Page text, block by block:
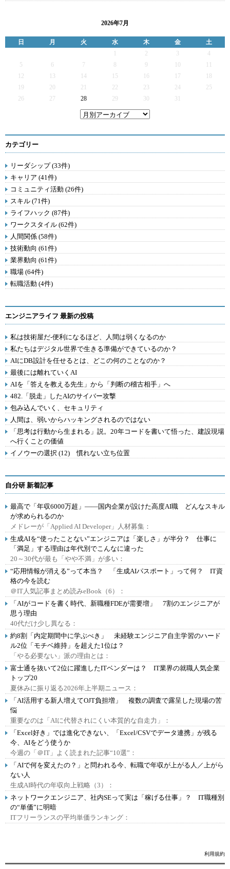
2026年7月
日 月 火 水 木 金
土
2 3
4
5
6 7 9
12
13 14 15 16 17
19
20 21 22 23 24
25
26
27 28 29 30 31
カテゴリー
リーダシップ (33件)
キャリア (41件)
コミュニティ活動 (26件)
スキル (71件)
ライフハック (87件)
ワークスタイル (62件)
人間関係 (58件)
技術動向 (61件)
業界動向 (61件)
職場 (64件)
転職活動 (4件)
エンジニアライフ 最新の投稿
私は技術屋だ-便利になるほど、人間は弱くなるのか
私たちはデジタル世界で生きる準備ができているのか？
AIにDB設計を任せるとは、どこの何のことなのか？
最後には離れていくAI
AIを「答えを教える先生」から「判断の稽古相手」へ
482.「脱走」したAIのサイバー攻撃
包み込んでいく、セキュリティ
人間は、弱いからハッキングされるのではない
「思考は行動から生まれる」説。20年コードを書いて悟った、建設現場
へ行くことの価値
イノウーの選択 (12) 慣れない立ち位置
自分研 新着記事
最高で「年収6000万超」――国内企業が設けた高度AI職 どんなスキル
が求められるのか
メドレーが「Applied AI Developer」人材募集：
生成AIを“使ったことない”エンジニアは「楽しさ」が半分？ 仕事に
「満足」する理由は年代別でこんなに違った
20～30代が最も「やや不満」が多い：
“応用情報が消える”って本当？ 「生成AIパスポート」って何？ IT資
格の今を読む
＠IT人気記事まとめ読みeBook（6）：
「AIがコードを書く時代、新職種FDEが需要増」 7割のエンジニアが
思う理由
40代だけ少し異なる：
約8割「内定期間中に学ぶべき」 未経験エンジニア自主学習のハード
ル2位「モチベ維持」を超えた1位は？
「やる必要ない」派の理由とは：
富士通を抜いて2位に躍進したITベンダーは？ IT業界の就職人気企業
トップ20
夏休みに振り返る2026年上半期ニュース：
「AI活用する新人増えてOJT負担増」 複数の調査で露呈した現場の苦
悩
重要なのは「AIに代替されにくい本質的な自走力」：
「Excel好き」では進化できない、「Excel/CSVでデータ連携」が残る
今、AIをどう使うか
今週の「＠IT」よく読まれた記事“10選”：
「AIで何を変えたの？」と問われる今、転職で年収が上がる人／上がら
ない人
生成AI時代の年収向上戦略（3）：
ネットワークエンジニア、社内SEって実は「稼げる仕事」？ IT職種別
の“単価”に明暗
ITフリーランスの平均単価ランキング：
利用規約